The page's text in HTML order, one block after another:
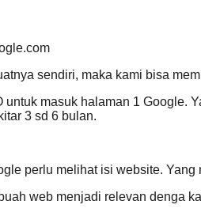
sendiri, maka kami bisa
untuk masuk halaman 1 Google.
3 sd 6 bulan.
perlu melihat isi website.
web menjadi relevan denga